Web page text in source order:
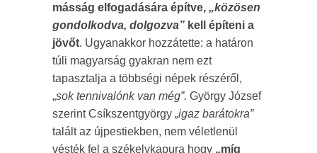
másság elfogadására építve, „közösen
gondolkodva, dolgozva” kell építeni a
jövőt. Ugyanakkor hozzátette: a határon
túli magyarság gyakran nem ezt
tapasztalja a többségi népek részéről,
„sok tennivalónk van még”. György József
szerint Csíkszentgyörgy „igaz barátokra”
talált az újpestiekben, nem véletlenül
vésték fel a székelykapura hogy „míg